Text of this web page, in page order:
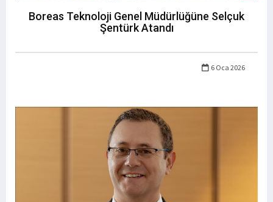
Boreas Teknoloji Genel Müdürlüğüne Selçuk
Şentürk Atandı
6 Oca 2026